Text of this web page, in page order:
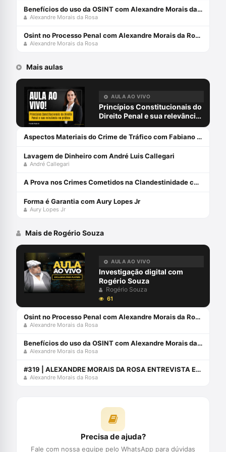
Benefícios do uso da OSINT com Alexandre Morais da Rosa e Rogério Souza
Alexandre Morais da Rosa
Osint no Processo Penal com Alexandre Morais da Rosa e Rogério Souza
Alexandre Morais da Rosa
Mais aulas
AULA AO VIVO
Princípios Constitucionais do
Direito Penal e sua relevância
Sá
Aspectos Materiais do Crime de Tráfico com Fabiano Lopes
Lavagem de Dinheiro com André Luis Callegari
André Callegari
A Prova nos Crimes Cometidos na Clandestinidade com Maíra Fernandes
Forma é Garantia com Aury Lopes Jr
Aury Lopes Jr
Mais de Rogério Souza
AULA AO VIVO
Investigação digital com
Rogério Souza
Rogério Souza
61
Osint no Processo Penal com Alexandre Morais da Rosa e Rogério Souza
Alexandre Morais da Rosa
Benefícios do uso da OSINT com Alexandre Morais da Rosa e Rogério Souza
Alexandre Morais da Rosa
#319 | ALEXANDRE MORAIS DA ROSA ENTREVISTA EDUARDO MOURA E ROGERIO SOUZA
Alexandre Morais da Rosa
Precisa de ajuda?
Fale com nossa equipe pelo WhatsApp para dúvidas